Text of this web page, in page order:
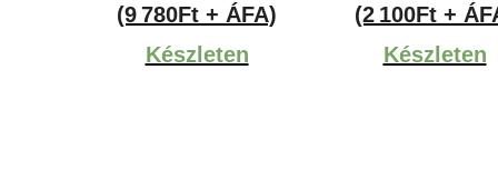
(9 780Ft + ÁFA)
Készleten
(2 100Ft +
Készleten